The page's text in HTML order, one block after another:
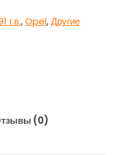
г.в.,Opel,Другие
(0)